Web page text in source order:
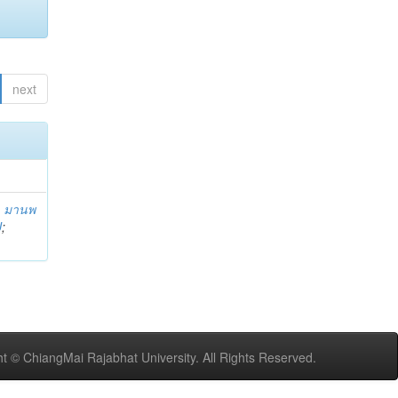
next
มานพ
;
© ChiangMai Rajabhat University. All Rights Reserved.